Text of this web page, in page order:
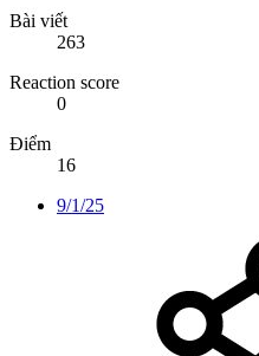
Bài viết
263
Reaction score
0
Điểm
16
9/1/25